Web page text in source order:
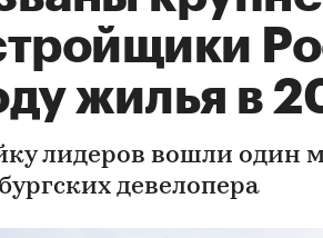
жилья в
лидеров вошли один
девелопера